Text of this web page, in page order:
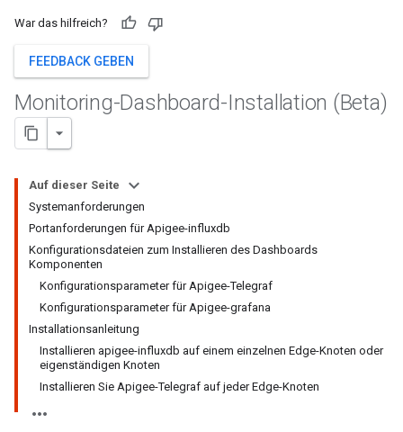
War das hilfreich?
FEEDBACK GEBEN
Monitoring-Dashboard-Installation (Beta)
Auf dieser Seite
Systemanforderungen
Portanforderungen für Apigee-influxdb
Konfigurationsdateien zum Installieren des Dashboards
Komponenten
Konfigurationsparameter für Apigee-Telegraf
Konfigurationsparameter für Apigee-grafana
Installationsanleitung
Installieren apigee-influxdb auf einem einzelnen Edge-Knoten oder
eigenständigen Knoten
Installieren Sie Apigee-Telegraf auf jeder Edge-Knoten